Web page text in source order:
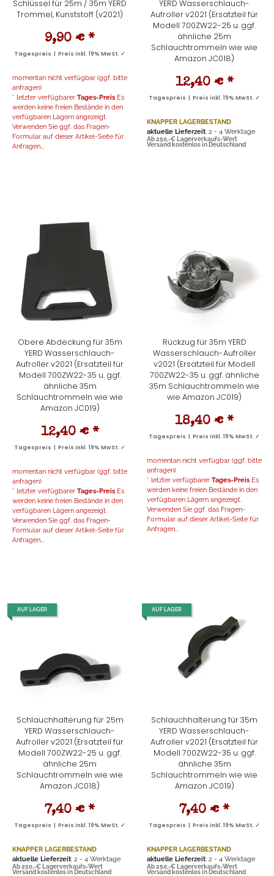
Schlüssel für 25m / 35m YERD
Trommel, Kunststoff (v2021)
9,90 € *
Tagespreis | Preis inkl. 19% MwSt. ✓
momentan nicht verfügbar (ggf. bitte
anfragen)
* letzter verfügbarer Tages-Preis Es
werden keine freien Bestände in den
verfügbaren Lägern angezeigt.
Verwenden Sie ggf. das Fragen-
Formular auf dieser Artikel-Seite für
Anfragen...
YERD Wasserschlauch-
Aufroller v2021 (Ersatzteil für
Modell 700ZW22-25 u. ggf.
ähnliche 25m
Schlauchtrommeln wie wie
Amazon JC018)
12,40 € *
Tagespreis | Preis inkl. 19% MwSt. ✓
KNAPPER LAGERBESTAND
aktuelle Lieferzeit: 2 - 4 Werktage
Ab 250,-€ Lagerverkaufs-Wert
Versand kostenlos in Deutschland
Obere Abdeckung für 35m
YERD Wasserschlauch-
Aufroller v2021 (Ersatzteil für
Modell 700ZW22-35 u. ggf.
ähnliche 35m
Schlauchtrommeln wie wie
Amazon JC019)
12,40 € *
Tagespreis | Preis inkl. 19% MwSt. ✓
momentan nicht verfügbar (ggf. bitte
anfragen)
* letzter verfügbarer Tages-Preis Es
werden keine freien Bestände in den
verfügbaren Lägern angezeigt.
Verwenden Sie ggf. das Fragen-
Formular auf dieser Artikel-Seite für
Anfragen...
Rückzug für 35m YERD
Wasserschlauch-Aufroller
v2021 (Ersatzteil für Modell
700ZW22-35 u. ggf. ähnliche
35m Schlauchtrommeln wie
wie Amazon JC019)
18,40 € *
Tagespreis | Preis inkl. 19% MwSt. ✓
momentan nicht verfügbar (ggf. bitte
anfragen)
* letzter verfügbarer Tages-Preis Es
werden keine freien Bestände in den
verfügbaren Lägern angezeigt.
Verwenden Sie ggf. das Fragen-
Formular auf dieser Artikel-Seite für
Anfragen...
AUF LAGER
Schlauchhalterung für 25m
YERD Wasserschlauch-
Aufroller v2021 (Ersatzteil für
Modell 700ZW22-25 u. ggf.
ähnliche 25m
Schlauchtrommeln wie wie
Amazon JC018)
7,40 € *
Tagespreis | Preis inkl. 19% MwSt. ✓
KNAPPER LAGERBESTAND
aktuelle Lieferzeit: 2 - 4 Werktage
Ab 250,-€ Lagerverkaufs-Wert
Versand kostenlos in Deutschland
AUF LAGER
Schlauchhalterung für 35m
YERD Wasserschlauch-
Aufroller v2021 (Ersatzteil für
Modell 700ZW22-35 u. ggf.
ähnliche 35m
Schlauchtrommeln wie wie
Amazon JC019)
7,40 € *
Tagespreis | Preis inkl. 19% MwSt. ✓
KNAPPER LAGERBESTAND
aktuelle Lieferzeit: 2 - 4 Werktage
Ab 250,-€ Lagerverkaufs-Wert
Versand kostenlos in Deutschland